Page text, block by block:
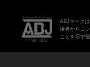
ABJマーク
権者からコ
ことを示す